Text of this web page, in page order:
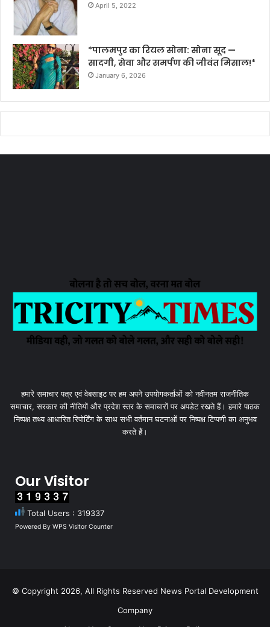
April 5, 2022
*पालमपुर का रियल सोना: सोना सूद —
सादगी, सेवा और समर्पण की जीवंत मिसाल!*
January 6, 2026
हमारे समाचार पत्र एवं वेबसाइट पर हम अपने उपयोगकर्ताओं को नवीनतम राजनीतिक
समाचार, सरकार की नीतियों और प्रदेश स्तर के समाचारों पर अपडेट रखते हैं। हमारे पाठक
निष्पक्ष तथ्य आधारित रिपोर्टिंग के साथ सभी वर्तमान घटनाओं पर निष्पक्ष टिप्पणी का अनुभव
करते हैं।
Our Visitor
Total Users : 319337
Powered By WPS Visitor Counter
© Copyright 2026, All Rights Reserved News Portal Development
Company